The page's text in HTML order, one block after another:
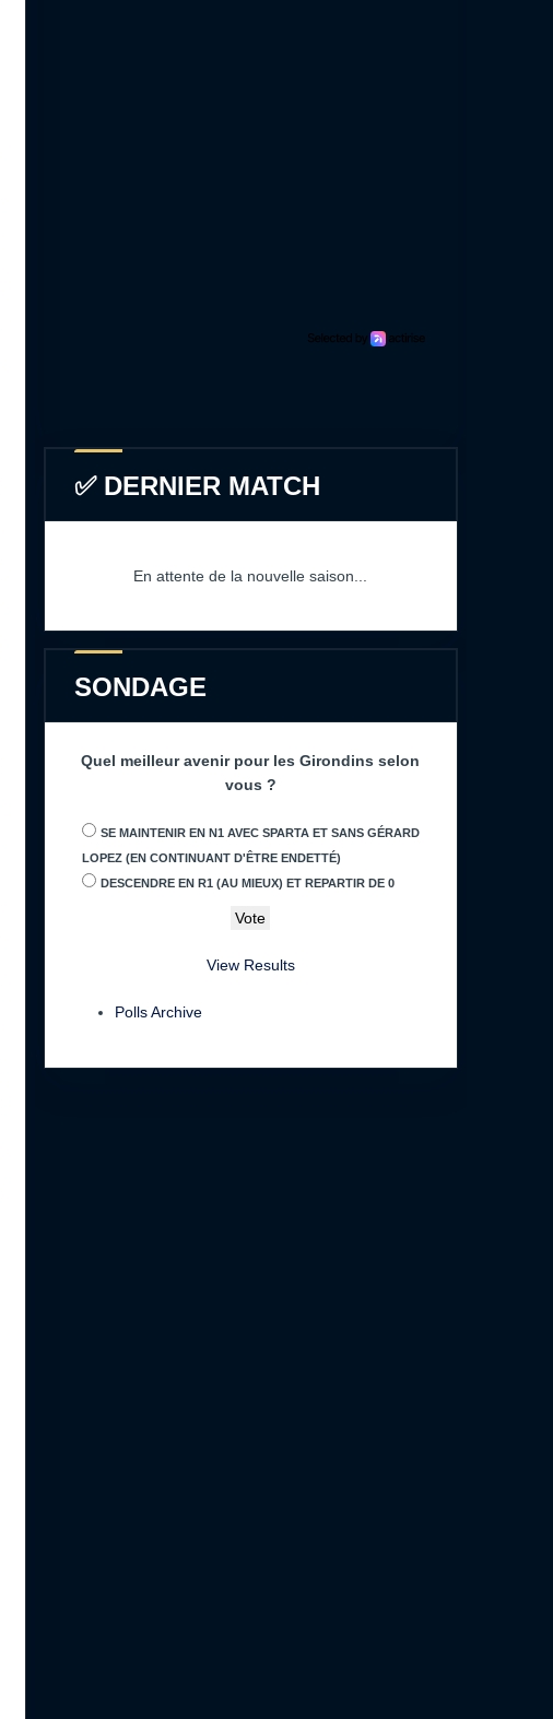
✅ DERNIER MATCH
En attente de la nouvelle saison...
SONDAGE
Quel meilleur avenir pour les Girondins selon
vous ?
SE MAINTENIR EN N1 AVEC SPARTA ET SANS GÉRARD
LOPEZ (EN CONTINUANT D'ÊTRE ENDETTÉ)
DESCENDRE EN R1 (AU MIEUX) ET REPARTIR DE 0
View Results
Polls Archive